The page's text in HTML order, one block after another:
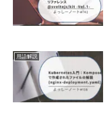
用語解説